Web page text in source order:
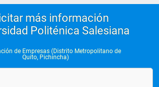
más información
Politénica Salesiana
de Empresas (Distrito Metropolitano de
Quito, Pichincha)